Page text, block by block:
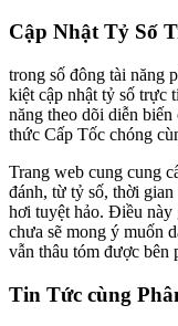
Cập Nhật Tỷ Số
trong số đông tài năng
kiệt cập nhật tỷ số trực
năng theo dõi diễn
thức Cấp Tốc chóng
Trang web cung cung
đánh, từ tỷ số, thời
hơi tuyệt hảo. Điều này
chưa sẽ mong ý muốn
vẫn thâu tóm được bên
Tin Tức cùng